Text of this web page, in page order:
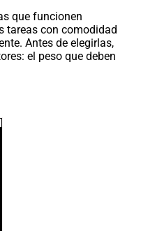
que funcionen
tareas con comodidad
Antes de elegirlas,
el peso que deben